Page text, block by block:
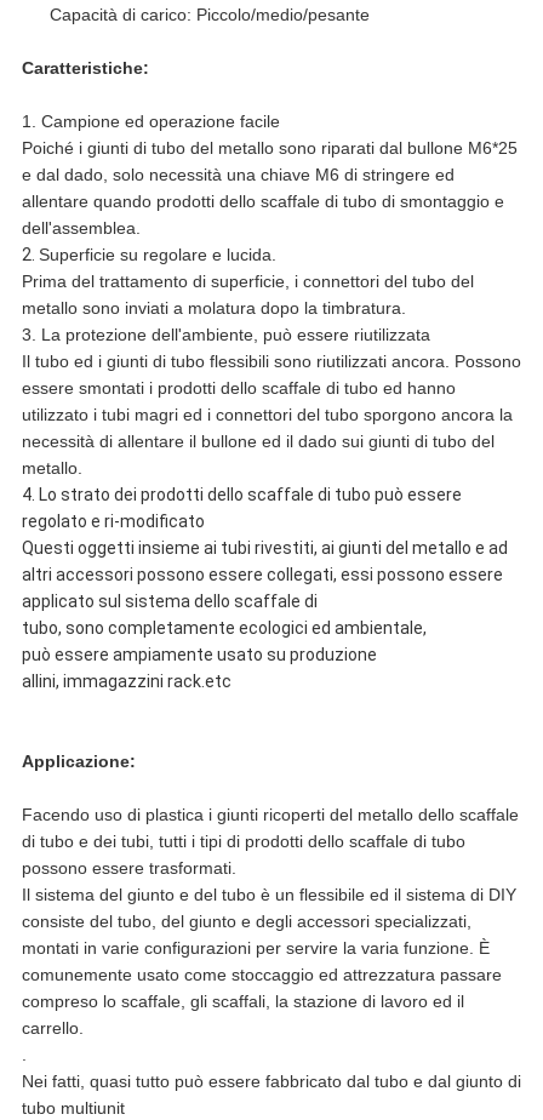
Capacità di carico: Piccolo/medio/pesante
Caratteristiche:
1. Campione ed operazione facile
Poiché i giunti di tubo del metallo sono riparati dal bullone M6*25
e dal dado, solo necessità una chiave M6 di stringere ed
allentare quando prodotti dello scaffale di tubo di smontaggio e
dell'assemblea.
2. Superficie su regolare e lucida.
Prima del trattamento di superficie, i connettori del tubo del
metallo sono inviati a molatura dopo la timbratura.
3. La protezione dell'ambiente, può essere riutilizzata
Il tubo ed i giunti di tubo flessibili sono riutilizzati ancora. Possono
essere smontati i prodotti dello scaffale di tubo ed hanno
utilizzato i tubi magri ed i connettori del tubo sporgono ancora la
necessità di allentare il bullone ed il dado sui giunti di tubo del
metallo.
4. Lo strato dei prodotti dello scaffale di tubo può essere
regolato e ri-modificato
Questi oggetti insieme ai tubi rivestiti, ai giunti del metallo e ad
altri accessori possono essere collegati, essi possono essere
applicato sul sistema dello scaffale di
tubo, sono completamente ecologici ed ambientale,
può essere ampiamente usato su produzione
allini, immagazzini rack.etc
Applicazione:
Facendo uso di plastica i giunti ricoperti del metallo dello scaffale
di tubo e dei tubi, tutti i tipi di prodotti dello scaffale di tubo
possono essere trasformati.
Il sistema del giunto e del tubo è un flessibile ed il sistema di DIY
consiste del tubo, del giunto e degli accessori specializzati,
montati in varie configurazioni per servire la varia funzione. È
comunemente usato come stoccaggio ed attrezzatura passare
compreso lo scaffale, gli scaffali, la stazione di lavoro ed il
carrello.
.
Nei fatti, quasi tutto può essere fabbricato dal tubo e dal giunto di
tubo multiunit